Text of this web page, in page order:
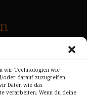
wir Technologien wie
oder darauf zuzugreifen.
Daten wie das
verarbeiten. Wenn du deine
USA Ostküste